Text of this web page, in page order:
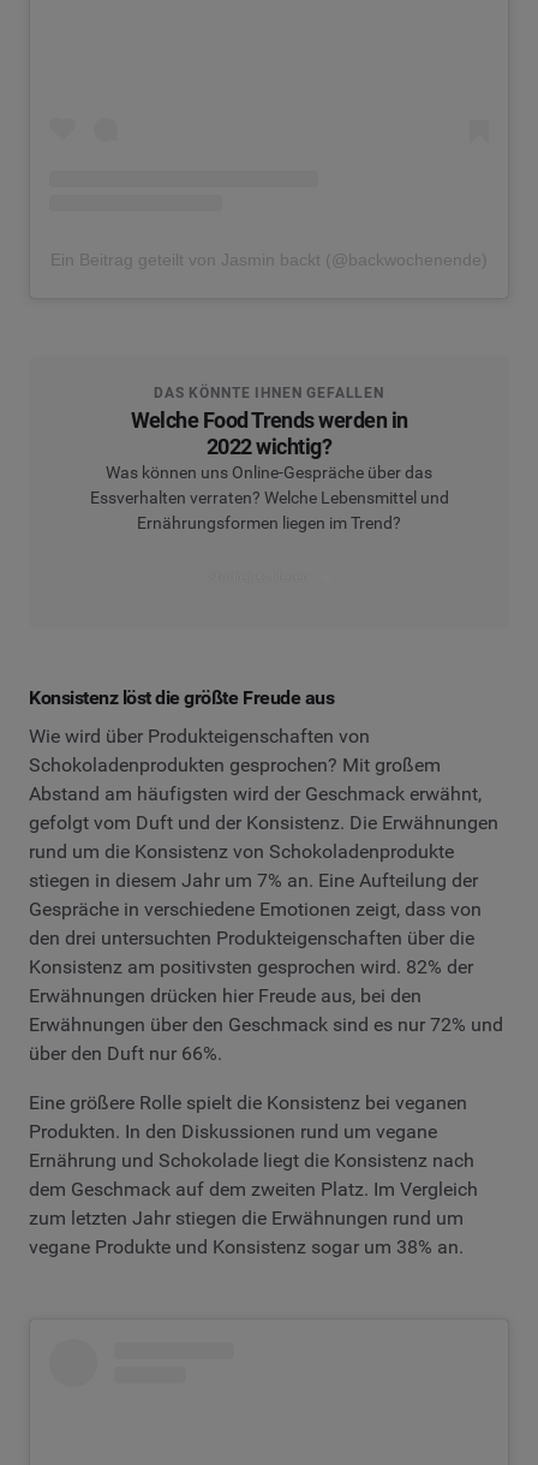
Ein Beitrag geteilt von Jasmin backt (@backwochenende)
DAS KÖNNTE IHNEN GEFALLEN
Welche Food Trends werden in
2022 wichtig?
Was können uns Online-Gespräche über das
Essverhalten verraten? Welche Lebensmittel und
Ernährungsformen liegen im Trend?
Konsistenz löst die größte Freude aus
Wie wird über Produkteigenschaften von
Schokoladenprodukten gesprochen? Mit großem
Abstand am häufigsten wird der Geschmack erwähnt,
gefolgt vom Duft und der Konsistenz. Die Erwähnungen
rund um die Konsistenz von Schokoladenprodukte
stiegen in diesem Jahr um 7% an. Eine Aufteilung der
Gespräche in verschiedene Emotionen zeigt, dass von
den drei untersuchten Produkteigenschaften über die
Konsistenz am positivsten gesprochen wird. 82% der
Erwähnungen drücken hier Freude aus, bei den
Erwähnungen über den Geschmack sind es nur 72% und
über den Duft nur 66%.
Eine größere Rolle spielt die Konsistenz bei veganen
Produkten. In den Diskussionen rund um vegane
Ernährung und Schokolade liegt die Konsistenz nach
dem Geschmack auf dem zweiten Platz. Im Vergleich
zum letzten Jahr stiegen die Erwähnungen rund um
vegane Produkte und Konsistenz sogar um 38% an.